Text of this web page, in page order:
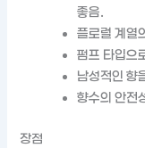
좋음.
플로럴 계열
펌프 타입으
남성적인 향
향수의 안전
장점